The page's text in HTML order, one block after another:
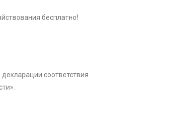
бесплатно!
соответствия